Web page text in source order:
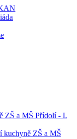
ZŠ a MŠ Přídolí - I.
kuchyně ZŠ a MŠ